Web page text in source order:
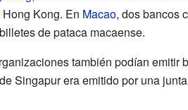
Kong. En Macao, dos bancos
de pataca macaense.
también podían emitir
Singapur era emitido por una